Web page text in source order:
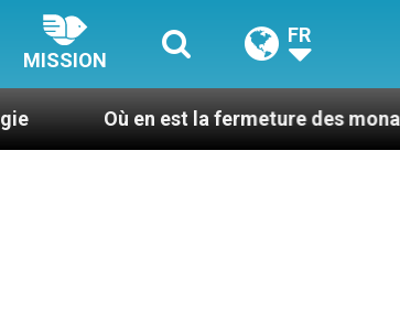
MISSION
FR
est la fermeture des monastères en